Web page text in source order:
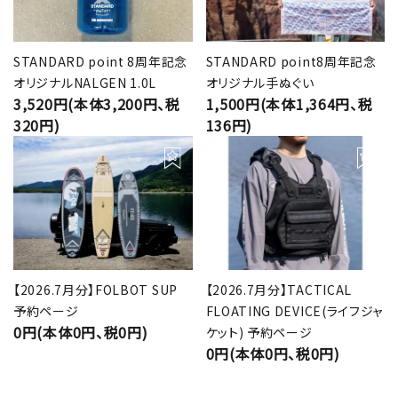
STANDARD point 8周年記念
オリジナルNALGEN 1.0L
3,520円(本体3,200円、税
320円)
STANDARD point8周年記念
オリジナル手ぬぐい
1,500円(本体1,364円、税
136円)
【2026.7月分】FOLBOT SUP
予約ページ
0円(本体0円、税0円)
【2026.7月分】TACTICAL
FLOATING DEVICE(ライフジャ
ケット) 予約ページ
0円(本体0円、税0円)